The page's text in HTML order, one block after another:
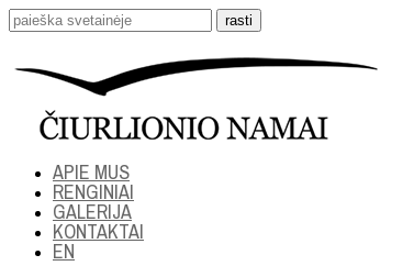
APIE MUS
RENGINIAI
GALERIJA
KONTAKTAI
EN